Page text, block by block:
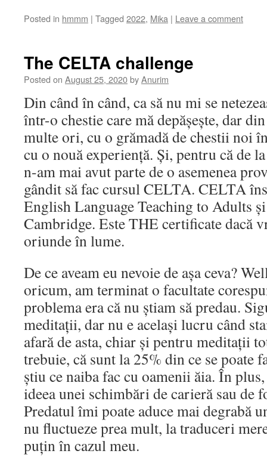
Posted in hmmm | Tagged 2022, Mika | Leave a comment
The CELTA challenge
Posted on August 25, 2020byAnurim
Din când în când, ca să nu mi se
într-o chestie care mă depășește, dar
multe ori, cu o grămadă de chestii noi
cu o nouă experiență. Și, pentru că de
n-am mai avut parte de o asemenea
gândit să fac cursul CELTA. CELTA
English Language Teaching to Adults
Cambridge. Este THE certificate dacă
oriunde în lume.
De ce aveam eu nevoie de așa ceva?
oricum, am terminat o facultate
problema era că nu știam să predau.
meditații, dar nu e același lucru când
afară de asta, chiar și pentru meditații
trebuie, că sunt la 25% din ce se poate
știu ce naiba fac cu oamenii ăia. În
ideea unei schimbări de carieră sau de
Predatul îmi poate aduce mai degrabă
nu fluctueze prea mult, la traduceri
puțin în cazul meu.